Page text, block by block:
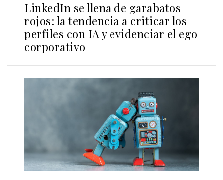
LinkedIn se llena de garabatos
rojos: la tendencia a criticar los
perfiles con IA y evidenciar el ego
corporativo